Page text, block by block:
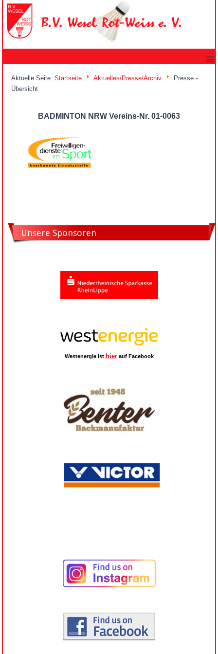
≡
Aktuelle Seite:Startseite Aktuelles/Presse/Archiv
Presse -
Übersicht
BADMINTON NRW Vereins-Nr. 01-0063
Unsere Sponsoren
Westenergie ist hierauf Facebook